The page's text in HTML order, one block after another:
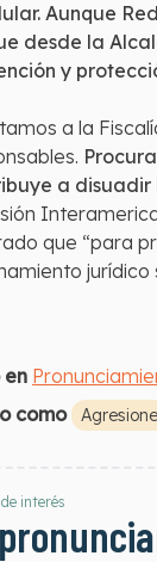
Aunque
desde la
y
a la
a
que “para
jurídico
en
como
interés